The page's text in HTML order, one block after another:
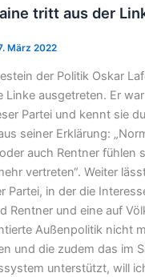
tritt aus der
der Politik Oskar
Linke ausgetreten. Er war
Partei und kennt sie
seiner Erklärung:
auch Rentner fühlen
vertreten“. Weiter
Partei, in der die
Rentner und eine auf
Außenpolitik nicht
und die zudem das im
unterstützt, will